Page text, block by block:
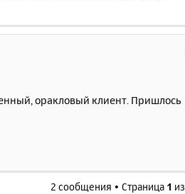
оракловый клиент. Пришлось
2 сообщения • Страница 1 из